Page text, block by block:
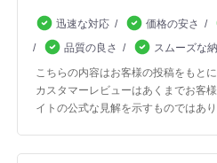
迅速な対応 価格の安さ
品質の良さ
スムーズな
こちらの内容はお客様の投稿をもと
カスタマーレビューはあくまでお客
イトの公式な見解を示すものではあり